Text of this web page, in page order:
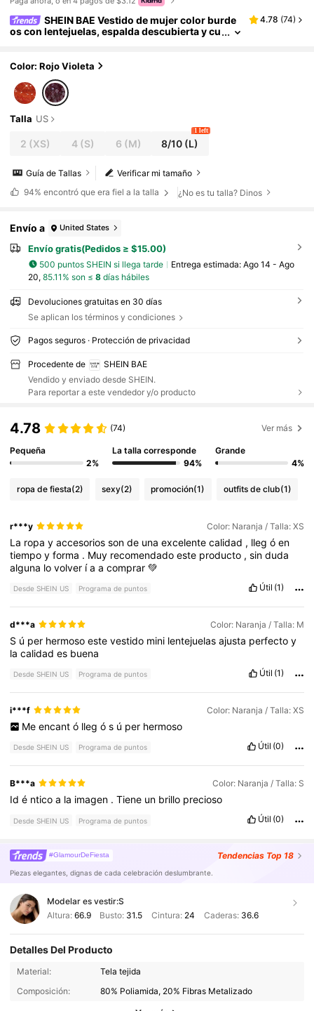
SHEIN BAE Vestido de mujer color burde
os con lentejuelas, espalda descubierta y cu
ara verano, salidas nocturnas, fiestas y atuendo
4.78 (74)
Color: Rojo Violeta
Talla US
2 (XS) 4(S) 6 (M) 8/10 (L)
1 left
Verificar mi tamaño
Guía de Tallas
94% encontró que era fiel a la talla ¿No es tu talla? Dinos
Envío a United States
Envío gratis(Pedidos ≥ $15.00)
500 puntos SHEIN si llega tarde Entrega estimada: Ago 14 - Ago
20, 85.11% son ≤ 8días hábiles
Devoluciones gratuitas en 30 días
Se aplican los términos y condiciones
Pagos seguros · Protección de privacidad
Procedente de
SHEIN BAE
Vendido y enviado desde SHEIN.
Para reportar a este vendedor y/o producto
4.78 (74) Ver más
Pequeña
2%
La talla corresponde
94%
Grande
4%
ropa de fiesta(2) sexy(2) promoción(1) outfits de club(1)
r***y Color: Naranja / Talla: XS
La ropayaccesoriossonde unaexcelentecalidad , llegóen
tiempoyforma . Muy recomendadoeste producto ,sinduda
alguna lovolver íaacomprar💚
Desde SHEIN US Programa de puntos Útil (1)
d***a Color: Naranja / Talla: M
S ú per hermosoestevestido mini lentejuelasajusta perfectoy
lacalidades buena
Desde SHEIN US Programa de puntos Útil (1)
i***f Color: Naranja / Talla: XS
Me encant ó lleg ó s ú per hermoso
Desde SHEIN US Programa de puntos Útil (0)
B***a Color: Naranja / Talla: S
Idé nticoa la imagen .Tiene un brillo precioso
Desde SHEIN US Programa de puntos Útil (0)
#GlamourDeFiesta Tendencias Top 18
Piezas elegantes, dignas de cada celebración deslumbrante.
Modelar es vestir:S
Altura: 66.9 Busto: 31.5 Cintura: 24 Caderas: 36.6
Detalles Del Producto
Material:
Tela tejida
Composición:
80% Poliamida, 20% Fibras Metalizado
2.7M Seguidores